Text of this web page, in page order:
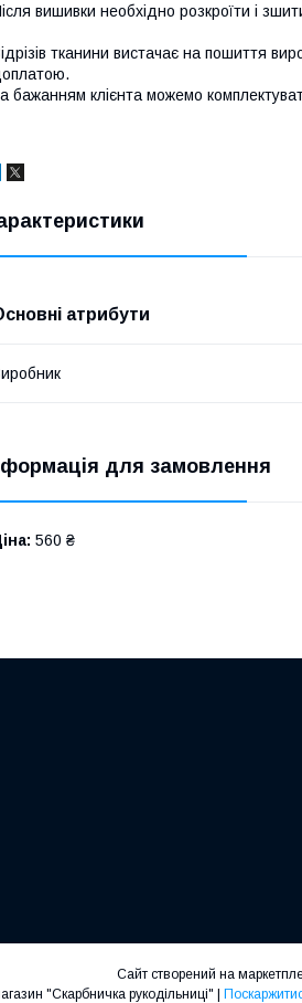
вишивки необхідно розкроїти і
тканини вистачає на пошиття
бажанням клієнта можемо
атрибути
для замовлення
560 ₴
Сайт створений на
Інтернет-магазин "Скарбничка рукодільниці" |